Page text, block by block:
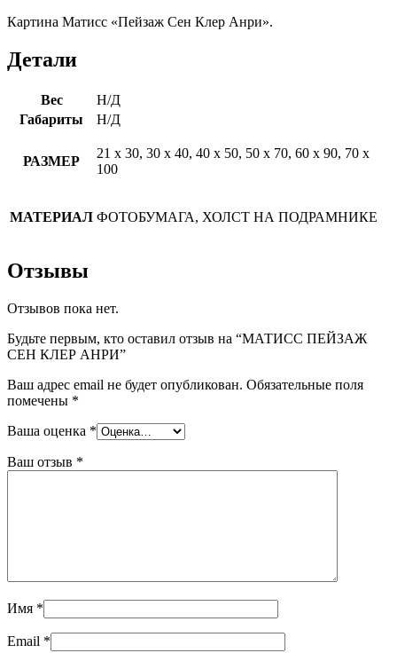
Картина Матисс «Пейзаж Сен Клер Анри».
Детали
Вес
Н/Д
Габариты
Н/Д
РАЗМЕР
21 х 30, 30 х 40, 40 х 50, 50 х 70, 60 х 90, 70 х
100
МАТЕРИАЛ ФОТОБУМАГА, ХОЛСТ НА ПОДРАМНИКЕ
Отзывы
Отзывов пока нет.
Будьте первым, кто оставил отзыв на “МАТИСС ПЕЙЗАЖ
СЕН КЛЕР АНРИ”
Ваш адрес email не будет опубликован. Обязательные поля
помечены *
Ваша оценка *
Ваш отзыв *
Имя *
Email *